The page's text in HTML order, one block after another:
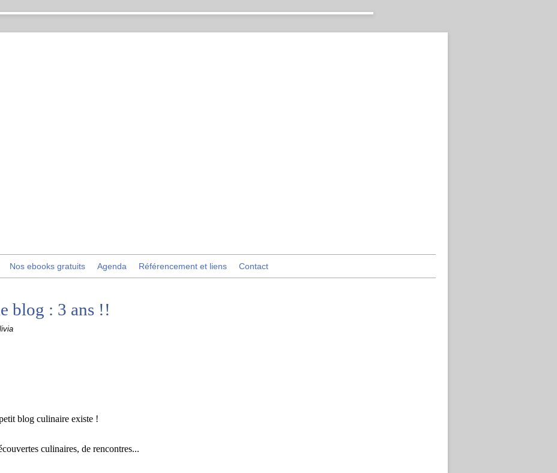
Nos ebooks gratuits Agenda Référencement et liens Contact
blog : 3 ans !!
blog culinaire existe !
culinaires, de rencontres...